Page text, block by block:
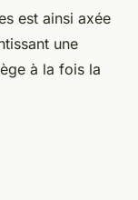
est ainsi axée
une
à la fois la